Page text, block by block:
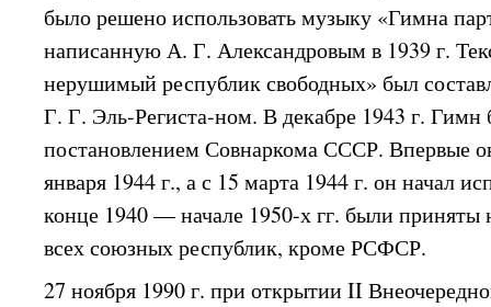
было решено использовать музыку «Гимна
написанную А. Г. Александровым в 1939 г.
нерушимый республик свободных» был
Г. Г. Эль-Региста-ном. В декабре 1943 г. Гимн
постановлением Совнаркома СССР. Впервые
января 1944 г., а с 15 марта 1944 г. он начал
конце 1940 — начале 1950-х гг. были
всех союзных республик, кроме РСФСР.
27 ноября 1990 г. при открытии II